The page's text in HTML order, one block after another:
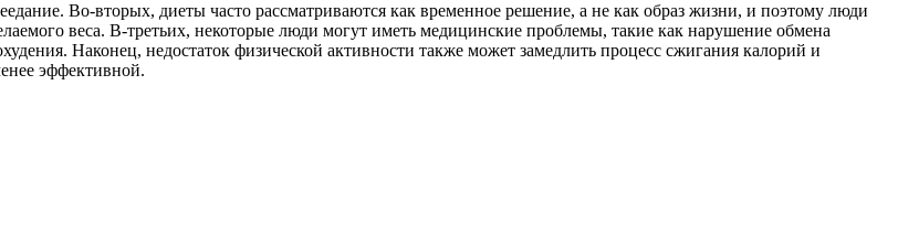
Во-вторых, диеты часто рассматриваются как временное решение, а не как образ жизни, и поэтому люди
веса. В-третьих, некоторые люди могут иметь медицинские проблемы, такие как нарушение обмена
Наконец, недостаток физической активности также может замедлить процесс сжигания калорий и
эффективной.